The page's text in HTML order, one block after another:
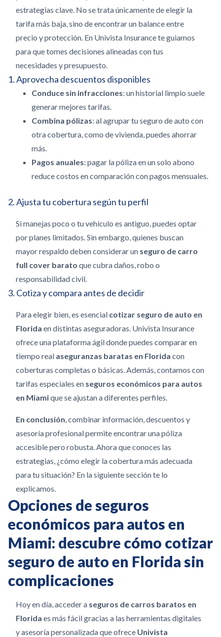
estrategias clave. No se trata únicamente de elegir la
tarifa más baja, sino de encontrar un balance entre
precio y protección. En Univista Insurance te guiamos
para que tomes decisiones alineadas con tus
necesidades y presupuesto.
1. Aprovecha descuentos disponibles
Conduce sin infracciones: un historial limpio suele
generar mejores tarifas.
Combina pólizas: al agrupar tu seguro de auto con
otra cobertura, como de vivienda, puedes ahorrar
más.
Pagos anuales: pagar la póliza en un solo abono
reduce costos en comparación con pagos mensuales.
2. Ajusta tu cobertura según tu perfil
Si manejas poco o tu vehículo es antiguo, puedes optar
por planes limitados. Sin embargo, quienes buscan
mayor respaldo deben considerar un seguro de carro
full cover barato que cubra daños, robo o
responsabilidad civil.
3. Cotiza y compara antes de decidir
Para elegir bien, es esencial cotizar seguro de auto en
Florida en distintas aseguradoras. Univista Insurance
ofrece una plataforma ágil donde puedes comparar en
tiempo real aseguranzas baratas en Florida con
coberturas completas o básicas. Además, contamos con
tarifas especiales en seguros económicos para autos
en Miamique se ajustan a diferentes perfiles.
En conclusión, combinar información, descuentos y
asesoría profesional permite encontrar una póliza
accesible pero robusta. Ahora que conoces las
estrategias, ¿cómo elegir la cobertura más adecuada
para tu situación? En la siguiente sección te lo
explicamos.
Opciones de seguros
económicos para autos en
Miami: descubre cómo cotizar
seguro de auto en Florida sin
complicaciones
Hoy en día, acceder a seguros de carros baratos en
Florida es más fácil gracias a las herramientas digitales
y asesoría personalizada que ofrece Univista